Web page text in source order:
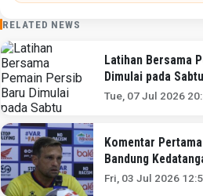
RELATED NEWS
Latihan Bersama
Dimulai pada Sabtu
Tue, 07 Jul 2026
Komentar
Bandung
Fri, 03 Jul 2026